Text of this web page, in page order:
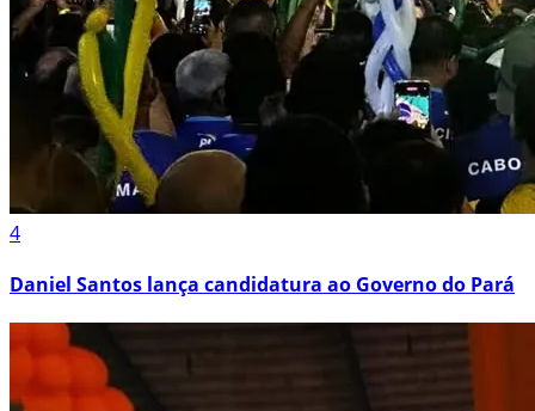
4
Daniel Santos lança candidatura ao Governo do Pará